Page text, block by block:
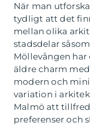
När man
tydligt att det
mellan olika
stadsdelar
Möllevången har
äldre charm
modern och
variation i
Malmö att
preferenser och